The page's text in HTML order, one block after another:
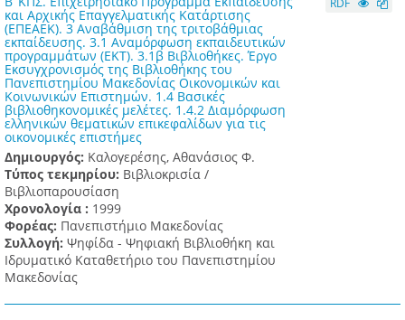
και Αρχικής Επαγγελματικής Κατάρτισης
(ΕΠΕΑΕΚ). 3 Αναβάθμιση της τριτοβάθμιας
εκπαίδευσης. 3.1 Αναμόρφωση εκπαιδευτικών
προγραμμάτων (ΕΚΤ). 3.1β Βιβλιοθήκες. Έργο
Εκσυγχρονισμός της Βιβλιοθήκης του
Πανεπιστημίου Μακεδονίας Οικονομικών και
Κοινωνικών Επιστημών. 1.4 Βασικές
βιβλιοθηκονομικές μελέτες. 1.4.2 Διαμόρφωση
ελληνικών θεματικών επικεφαλίδων για τις
οικονομικές επιστήμες
Δημιουργός: Καλογερέσης, Αθανάσιος Φ.
Τύπος τεκμηρίου: Βιβλιοκρισία /
Βιβλιοπαρουσίαση
Χρονολογία : 1999
Φορέας: Πανεπιστήμιο Μακεδονίας
Συλλογή: Ψηφίδα - Ψηφιακή Βιβλιοθήκη και
Ιδρυματικό Καταθετήριο του Πανεπιστημίου
Μακεδονίας
RDF